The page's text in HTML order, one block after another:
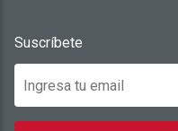
Suscríbete